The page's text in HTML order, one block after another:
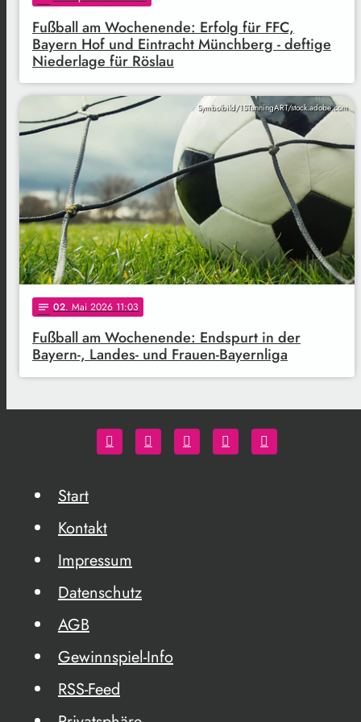
Fußball am Wochenende: Erfolg für FFC,
Bayern Hof und Eintracht Münchberg - deftige
Niederlage für Röslau
Symbolbild/1STunningART/stock.adobe.com
notes 02. Mai 2026 11:03
Fußball am Wochenende: Endspurt in der
Bayern-, Landes- und Frauen-Bayernliga
Start
Kontakt
Impressum
Datenschutz
AGB
Gewinnspiel-Info
RSS-Feed